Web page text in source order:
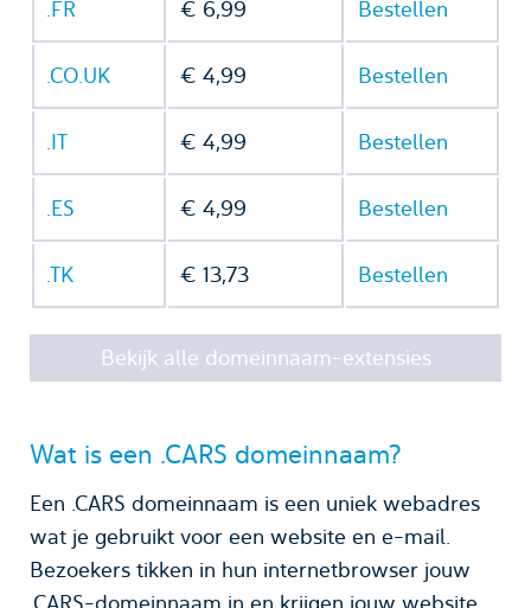
.FR € 6,99 Bestellen
.CO.UK € 4,99 Bestellen
.IT € 4,99 Bestellen
.ES € 4,99 Bestellen
.TK € 13,73 Bestellen
Bekijk alle domeinnaam-extensies
Wat is een .CARS domeinnaam?
Een .CARS domeinnaam is een uniek webadres
wat je gebruikt voor een website en e-mail.
Bezoekers tikken in hun internetbrowser jouw
.CARS-domeinnaam in en krijgen jouw website